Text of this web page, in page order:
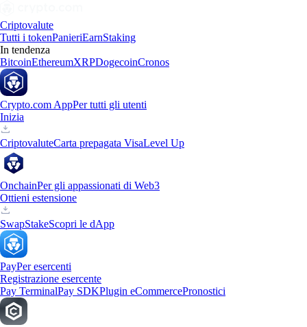
Criptovalute
Tutti i tokenPanieriEarnStaking
In tendenza
BitcoinEthereumXRPDogecoinCronos
Crypto.com AppPer tutti gli utenti
Inizia
CriptovaluteCarta prepagata VisaLevel Up
OnchainPer gli appassionati di Web3
Ottieni estensione
SwapStakeScopri le dApp
PayPer esercenti
Registrazione esercente
Pay TerminalPay SDKPlugin eCommercePronostici